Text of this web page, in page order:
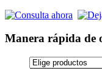
Manera rápida de